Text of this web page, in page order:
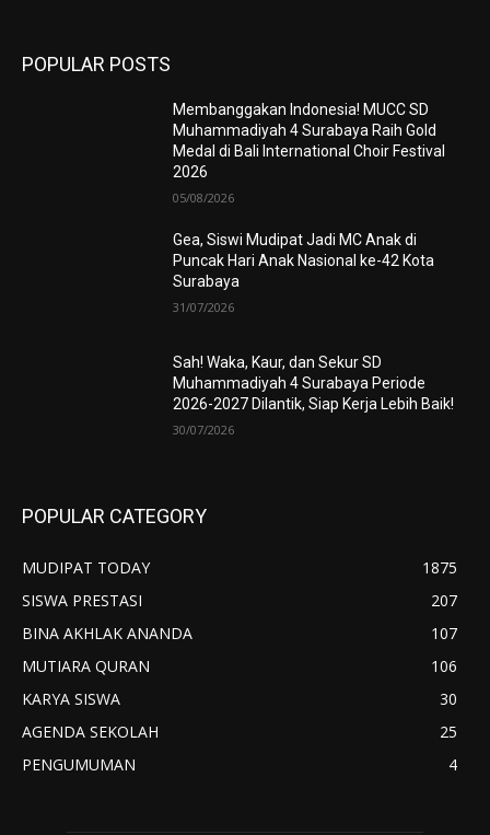
POPULAR POSTS
Membanggakan Indonesia! MUCC SD
Muhammadiyah 4 Surabaya Raih Gold
Medal di Bali International Choir Festival
2026
05/08/2026
Gea, Siswi Mudipat Jadi MC Anak di
Puncak Hari Anak Nasional ke-42 Kota
Surabaya
31/07/2026
Sah! Waka, Kaur, dan Sekur SD
Muhammadiyah 4 Surabaya Periode
2026-2027 Dilantik, Siap Kerja Lebih Baik!
30/07/2026
POPULAR CATEGORY
MUDIPAT TODAY
1875
SISWA PRESTASI
207
BINA AKHLAK ANANDA
107
MUTIARA QURAN
106
KARYA SISWA
30
AGENDA SEKOLAH
25
PENGUMUMAN
4